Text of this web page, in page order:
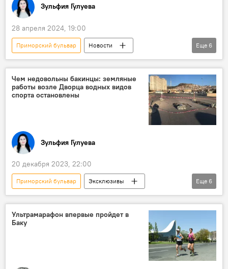
Зульфия Гулуева
28 апреля 2024, 19:00
Приморский бульвар
Новости
Азербайджан
Общество
Баку
Штрафы
Еще 6
Чем недовольны бакинцы: земляные
работы возле Дворца водных видов
спорта остановлены
Зульфия Гулуева
20 декабря 2023, 22:00
Приморский бульвар
Эксклюзивы
Азербайджан
Общество
Баку
Дворец водных видов спорта
Управление Национального Приморского парка
Еще 6
Ультрамарафон впервые пройдет в
Баку